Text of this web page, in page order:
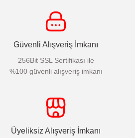
Güvenli Alışveriş İmkanı
256Bit SSL Sertifikası ile
%100 güvenli alışveriş imkanı
Üyeliksiz Alışveriş İmkanı